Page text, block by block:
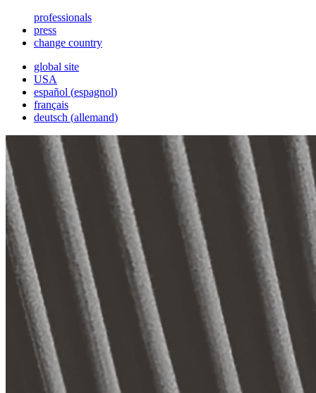
professionals
press
change country
global site
USA
español (espagnol)
français
deutsch (allemand)